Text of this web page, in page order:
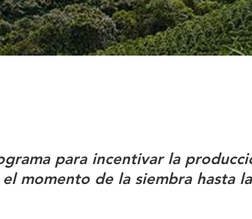
para incentivar la
momento de la siembra hasta la